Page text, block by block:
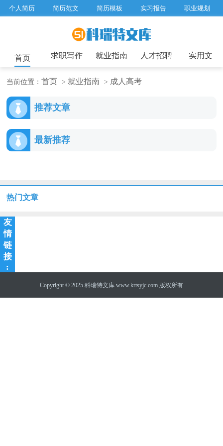
个人简历 简历范文 简历模板 实习报告 职业规划
工作总结 辞职报告
首页 求职写作 就业指南 人才招聘 实用文
当前位置：首页 >就业指南 > 成人高考
推荐文章
最新推荐
热门文章
友
情
链
接
:
Copyright © 2025 科瑞特文库www.krtsyjc.com 版权所有